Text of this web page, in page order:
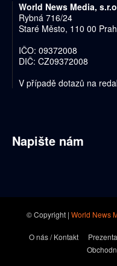
World News Media,
Rybná 716/24
Staré Město, 110 00
IČO: 09372008
DIČ: CZ09372008
V případě dotazů na
Napište nám
© Copyright | World News
O nás / Kontakt